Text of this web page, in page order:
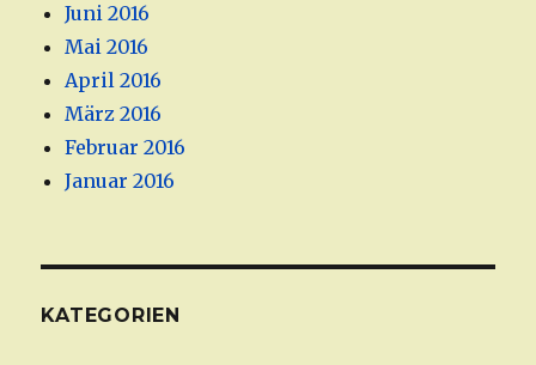
Juni 2016
Mai 2016
April 2016
März 2016
Februar 2016
Januar 2016
KATEGORIEN